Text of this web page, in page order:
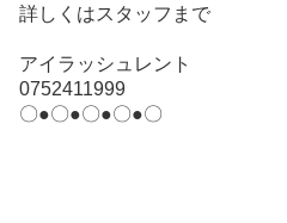
詳しくはスタッフまで
アイラッシュレント
0752411999
〇●〇●〇●〇●〇